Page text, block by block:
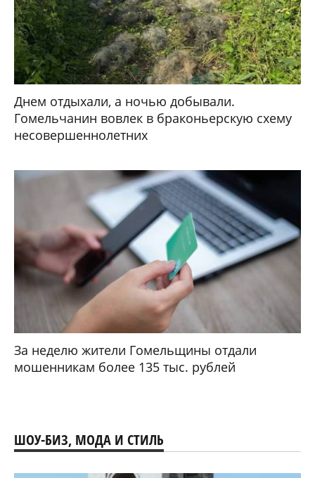
Днем отдыхали, а ночью добывали.
Гомельчанин вовлек в браконьерскую схему
несовершеннолетних
За неделю жители Гомельщины отдали
мошенникам более 135 тыс. рублей
ШОУ-БИЗ, МОДА И СТИЛЬ